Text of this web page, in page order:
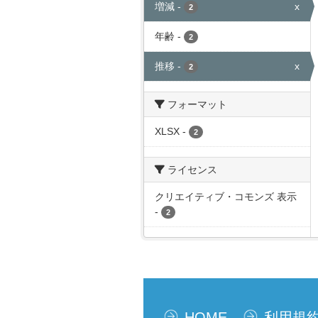
増減 - 2 x
年齢 - 2
推移 - 2 x
フォーマット
XLSX - 2
ライセンス
クリエイティブ・コモンズ 表示
-
2